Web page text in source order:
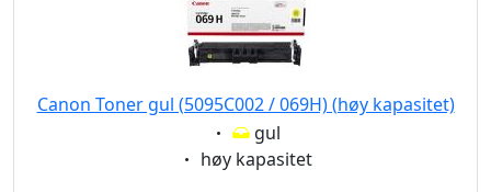
Canon Toner gul (5095C002 / 069H) (høy kapasitet)
Eigenschaft:
gul
Eigenschaft:
høy kapasitet